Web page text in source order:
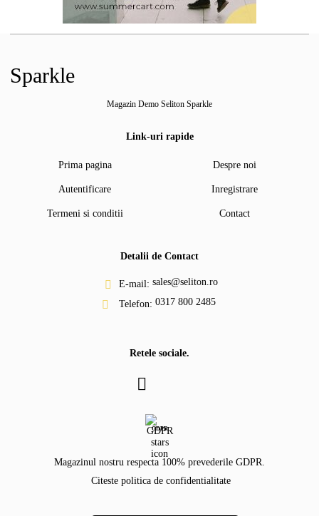
Sparkle
Magazin Demo Seliton Sparkle
Link-uri rapide
Prima pagina Despre noi
Autentificare Inregistrare
Termeni si conditii Contact
Detalii de Contact
E-mail: sales@seliton.ro
Telefon: 0317 800 2485
Retele sociale.
GDPR
Magazinul nostru respecta 100% prevederile GDPR.
Citeste politica de confidentialitate